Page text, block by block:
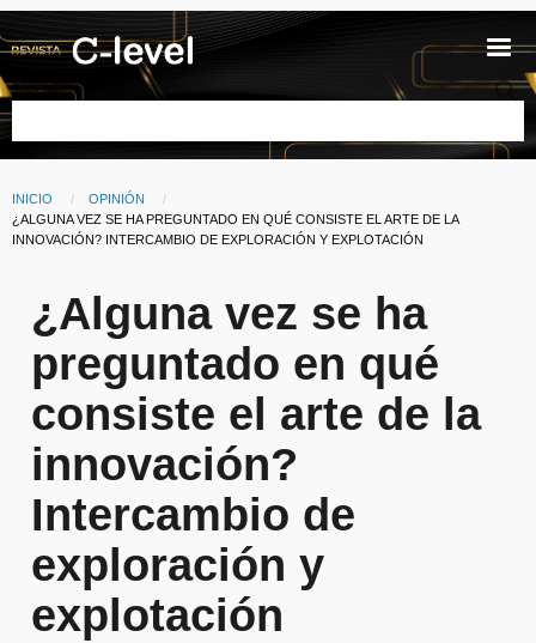
Pasar al contenido principal
Buscar
Ruta de navegación
INICIO
OPINIÓN
CURRENT:
¿ALGUNA VEZ SE HA PREGUNTADO EN QUÉ CONSISTE EL ARTE DE LA
INNOVACIÓN? INTERCAMBIO DE EXPLORACIÓN Y EXPLOTACIÓN
¿Alguna vez se ha
preguntado en qué
consiste el arte de la
innovación?
Intercambio de
exploración y
explotación